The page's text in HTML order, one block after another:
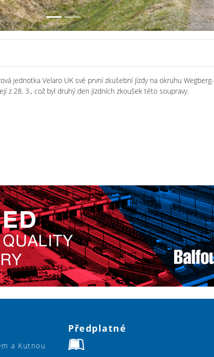
jednotka Velaro UK své první zkušební jízdy na okruhu Wegberg-
z 28. 3., což byl druhý den jízdních zkoušek této soupravy.
a Kutnou
Předplatné